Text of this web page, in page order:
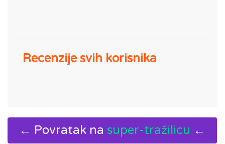
Recenzije svih korisnika
← Povratak na super-tražilicu ←